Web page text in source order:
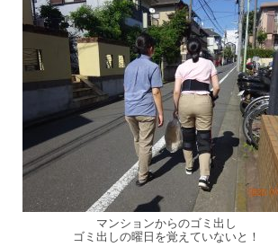
マンションからのゴミ出し
ゴミ出しの曜日を覚えていないと！